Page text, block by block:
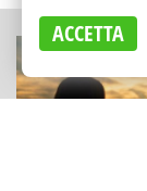
ACCETTA